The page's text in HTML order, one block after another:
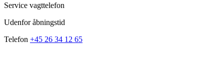
Service vagttelefon
Udenfor åbningstid
Telefon +45 26 34 12 65